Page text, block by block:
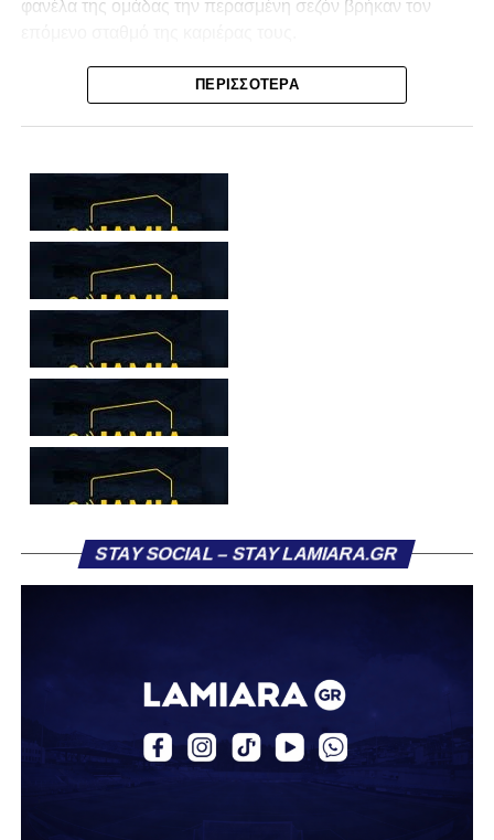
φανέλα της ομάδας την περασμένη σεζόν βρήκαν τον
Ο λόγος για τον Βασίλη Τρούμπουλο και τον Χρυσόστομο
Στάγκο, οι οποίοι θα συνεχίσουν μαζί την ποδοσφαιρική
Ιδιαίτερο ενδιαφέρον παρουσιάζει η περίπτωση του
Βασίλη Τρούμπουλου, ο οποίος βρέθηκε στο στόχαστρο
αρκετών ομάδων το φετινό καλοκαίρι. Ανάμεσα στους
συλλόγους που ενδιαφέρθηκαν έντονα για την απόκτησή
του ήταν η Κόρινθος και ο Ιωνικός, με την ομάδα της
Κορίνθου να εμφανίζεται για μεγάλο χρονικό διάστημα ως
το φαβορί για την υπογραφή του. Ωστόσο, η εξέλιξη ήταν
διαφορετική, καθώς ο 23χρονος αμυντικός επέλεξε τελικά
τον Σαρωνικό Αναβύσσου, όπου θα συναντήσει ξανά τον
πρώην συμπαίκτη του στον ΠΑΣ Λαμία, Χρυσόστομο
«Ο Α.Ο. Σαρωνικός Αναβύσσου ανακοινώνει την
περσινή σεζόν πραγματοποίησε γεμάτη χρονιά στη Γ’
Στο παρελθόν αγωνίστηκε στην ΑΕΚ Β’, με την οποία
κατέγραψε 10 συμμετοχές στη Super League 2, καθώς
επίσης σε Εθνικό και Ζάκυνθο. Ξεκίνησε την καριέρα του
ΠΕΡΙΣΣΌΤΕΡΑ
STAY SOCIAL – STAY LAMIARA.GR